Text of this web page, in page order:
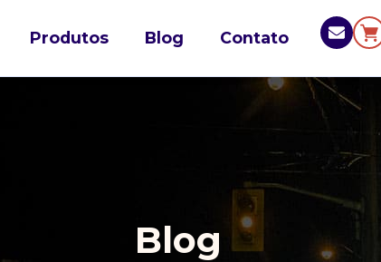
Produtos Blog Contato
Blog